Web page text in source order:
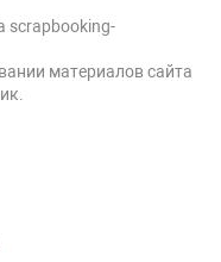
scrapbooking-
материалов сайта